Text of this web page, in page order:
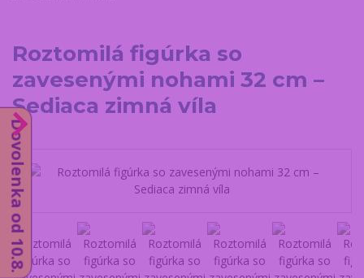
Roztomilá figúrka so
zavesenými nohami 32 cm –
Sediaca zimná víla
Dovolenka od 10.8.